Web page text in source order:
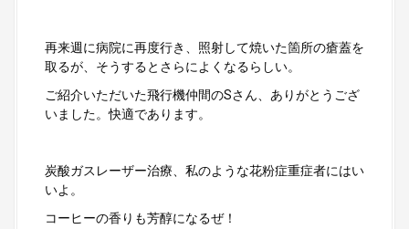
再来週に病院に再度行き、照射して焼いた箇所の瘡蓋を
取るが、そうするとさらによくなるらしい。
ご紹介いただいた飛行機仲間のSさん、ありがとうござ
いました。快適であります。
炭酸ガスレーザー治療、私のような花粉症重症者にはい
いよ。
コーヒーの香りも芳醇になるぜ！